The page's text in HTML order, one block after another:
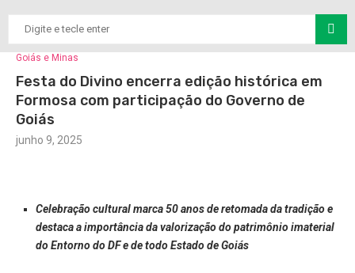
Goiás e Minas
Festa do Divino encerra edição histórica em
Formosa com participação do Governo de
Goiás
junho 9, 2025
Celebração cultural marca 50 anos de retomada da tradição e
destaca a importância da valorização do patrimônio imaterial
do Entorno do DF e de todo Estado de Goiás